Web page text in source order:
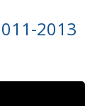
2013